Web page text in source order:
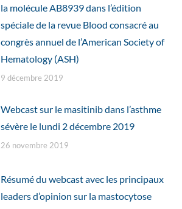
la molécule AB8939 dans l’édition
spéciale de la revue Blood consacré au
congrès annuel de l’American Society of
Hematology (ASH)
9 décembre 2019
Webcast sur le masitinib dans l’asthme
sévère le lundi 2 décembre 2019
26 novembre 2019
Résumé du webcast avec les principaux
leaders d’opinion sur la mastocytose